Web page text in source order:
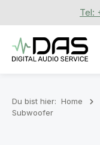
Zum Hauptinhalt Tel:
Du bist hier: Home
Subwoofer